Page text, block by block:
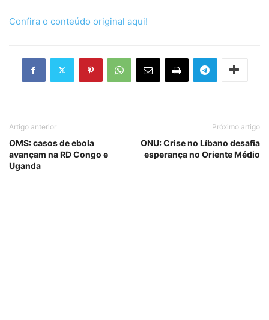
Confira o conteúdo original aqui!
Artigo anterior
OMS: casos de ebola
avançam na RD Congo e
Uganda
Próximo artigo
ONU: Crise no Líbano desafia
esperança no Oriente Médio